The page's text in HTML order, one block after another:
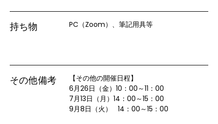
持ち物 PC（Zoom）、筆記用具等
その他備考
【その他の開催日程】
6月26日（金）10：00～11：00
7月13日（月）14：00～15：00
9月8日（火）   14：00～15：00